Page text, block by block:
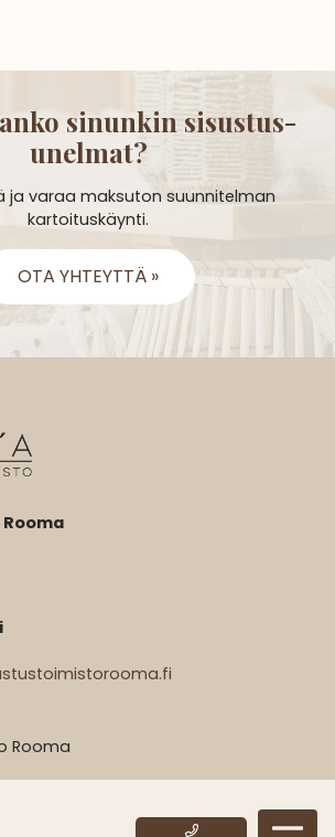
sinunkin sisustus­
unelmat?
ja varaa maksuton suunnitelman
kartoituskäynti.
OTA YHTEYTTÄ »
Rooma